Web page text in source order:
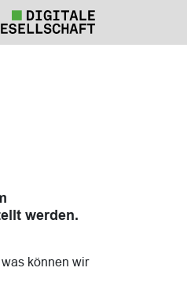
werden.
können wir